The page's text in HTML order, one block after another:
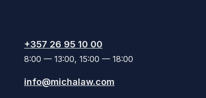
info@michalaw.com
+357 26 95 10 00
8:00 — 13:00, 15:00 — 18:00